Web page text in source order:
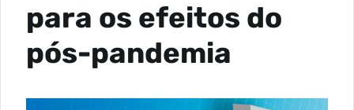
para os efeitos do
pós-pandemia